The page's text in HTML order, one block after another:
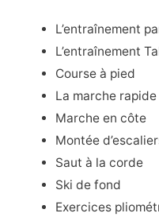
L’entraînement
L’entraînement
Course à pied
La marche rapide
Marche en côte
Montée
Saut à la corde
Ski de fond
Exercices